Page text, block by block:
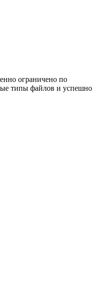
ограничено по
типы файлов и успешно